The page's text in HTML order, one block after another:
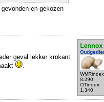
en gekozen
Lennox
8.290
OTindex:
1.340
geval lekker krokant
.